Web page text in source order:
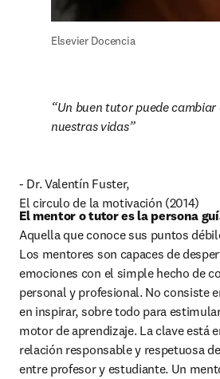
Elsevier Docencia
Un buen tutor puede cambiar
nuestras vidas
- Dr. Valentín Fuster,
El circulo de la motivación (2014)
El mentor o tutor es la persona
Aquella que conoce sus puntos
Los mentores son capaces de
emociones con el simple hecho de
personal y profesional. No consiste
en inspirar, sobre todo para
motor de aprendizaje. La clave está
relación responsable y respetuosa
entre profesor y estudiante. Un